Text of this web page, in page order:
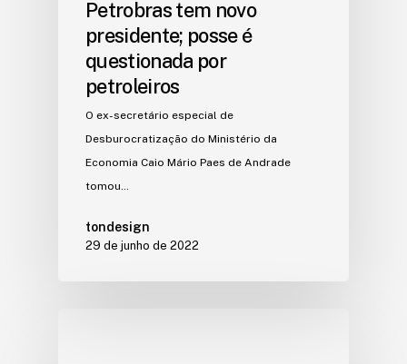
Petrobras tem novo
presidente; posse é
questionada por
petroleiros
O ex-secretário especial de
Desburocratização do Ministério da
Economia Caio Mário Paes de Andrade
tomou…
tondesign
29 de junho de 2022